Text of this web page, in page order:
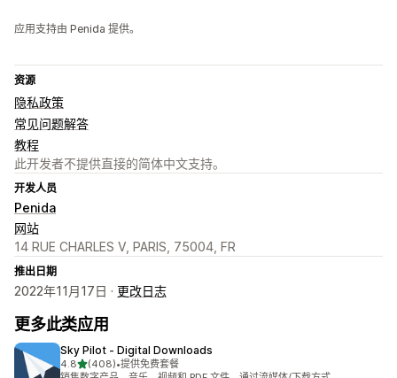
应用支持由 Penida 提供。
资源
隐私政策
常见问题解答
教程
此开发者不提供直接的简体中文支持。
开发人员
Penida
网站
14 RUE CHARLES V, PARIS, 75004, FR
推出日期
2022年11月17日 · 更改日志
更多此类应用
Sky Pilot ‑ Digital Downloads
4.8星（满分 5 星）
(408)
总共 408 条评论
•提供免费套餐